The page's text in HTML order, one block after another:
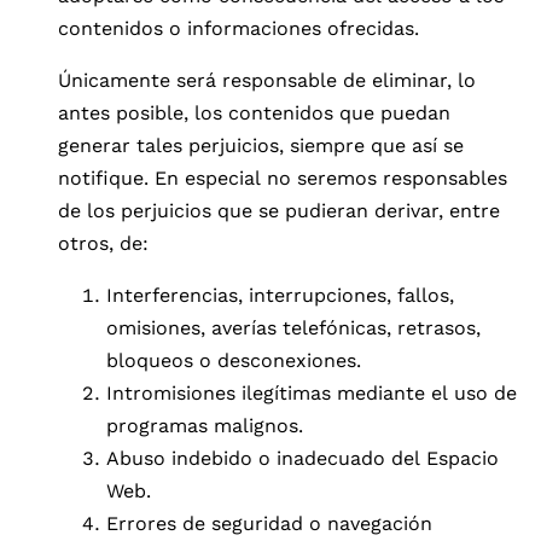
contenidos o informaciones ofrecidas.
Únicamente será responsable de eliminar, lo
antes posible, los contenidos que puedan
generar tales perjuicios, siempre que así se
notifique. En especial no seremos responsables
de los perjuicios que se pudieran derivar, entre
otros, de:
Interferencias, interrupciones, fallos,
omisiones, averías telefónicas, retrasos,
bloqueos o desconexiones.
Intromisiones ilegítimas mediante el uso de
programas malignos.
Abuso indebido o inadecuado del Espacio
Web.
Errores de seguridad o navegación